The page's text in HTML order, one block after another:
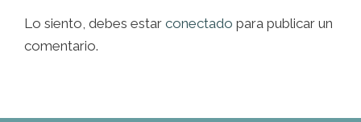
Lo siento, debes estar conectado para publicar un
comentario.